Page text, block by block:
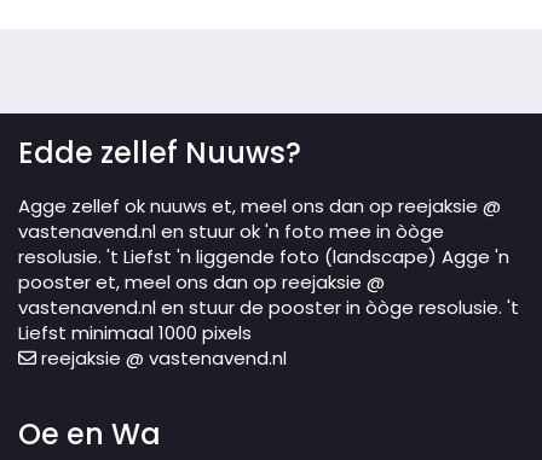
Edde zellef Nuuws?
Agge zellef ok nuuws et, meel ons dan op reejaksie @
vastenavend.nl en stuur ok 'n foto mee in òòge
resolusie. 't Liefst 'n liggende foto (landscape) Agge 'n
pooster et, meel ons dan op reejaksie @
vastenavend.nl en stuur de pooster in òòge resolusie. 't
Liefst minimaal 1000 pixels
reejaksie @ vastenavend.nl
Oe en Wa